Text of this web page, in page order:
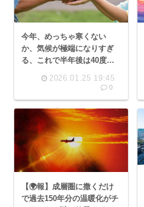
今年、めっちゃ寒くない
か、気候が極端になりすぎ
る、これで半年後は40度近
2026.01.25 19:45
0
【🌍報】成層圏に撒くだけ
で過去150年分の温暖化がチ